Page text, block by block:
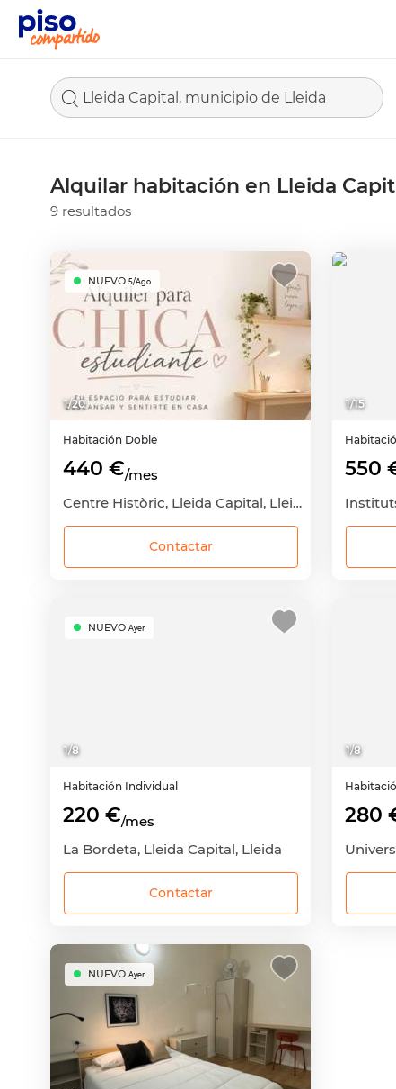
Lleida Capital, municipio de Lleida
Alquilar habitación en Lleida
9 resultados
1/20
NUEVO 5/Ago
Habitación Doble
440 €/mes
Centre Històric, Lleida Capital, Lleida
Contactar
1/15
550
1/8
NUEVO Ayer
Habitación Individual
220 €/mes
La Bordeta, Lleida Capital, Lleida
Contactar
1/8
280
NUEVO Ayer